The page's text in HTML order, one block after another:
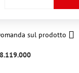
sul prodotto